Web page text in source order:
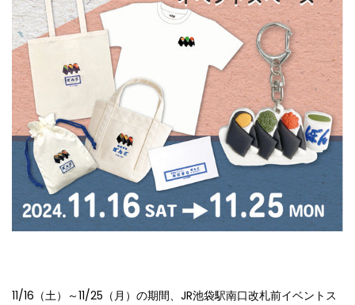
11/16（土）～11/25（月） の期間、JR池袋駅南口改札前イベントス